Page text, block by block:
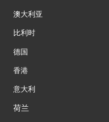
澳大利亚
比利时
德国
香港
意大利
荷兰